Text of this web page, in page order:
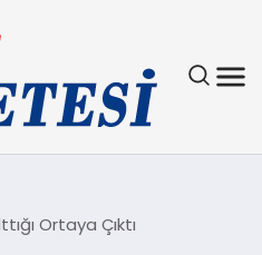
Ortaya Çıktı